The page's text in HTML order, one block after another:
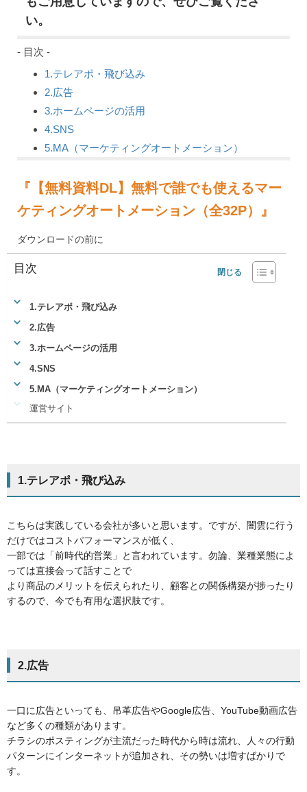
目次
1.テレアポ・飛び込み
2.広告
3.ホームページの活用
4.SNS
5.MA（マーケティングオートメーション）
運営サイト
1.テレアポ・飛び込み
こちらは実践している会社が多いと思います。ですが、闇雲に行う
だけではコストパフォーマンスが低く、
一部では「前時代的営業」と言われています。勿論、業種業態によ
っては直接会って話すことで
より商品のメリットを伝えられたり、顧客との関係構築が捗ったり
するので、今でも有用な選択肢です。
2.広告
一口に広告といっても、吊革広告やGoogle広告、YouTube動画広告
など多くの種類があります。
チラシのポスティングが主流だった時代から時は流れ、人々の行動
パターンにインターネットが追加され、その勢いは増すばかりで
す。